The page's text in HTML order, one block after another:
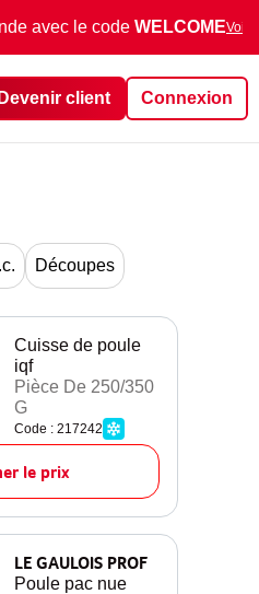
avec le code WELCOMEVoir
Devenir client Connexion
Découpes
Cuisse de poule
iqf
Pièce De 250/350
G
Code : 217242
le prix
LE GAULOIS PROF
Poule pac nue